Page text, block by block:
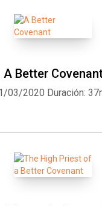
A Better
03/2020 Duración: